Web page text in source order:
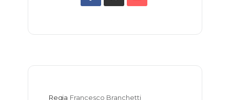
Regia Francesco Branchetti